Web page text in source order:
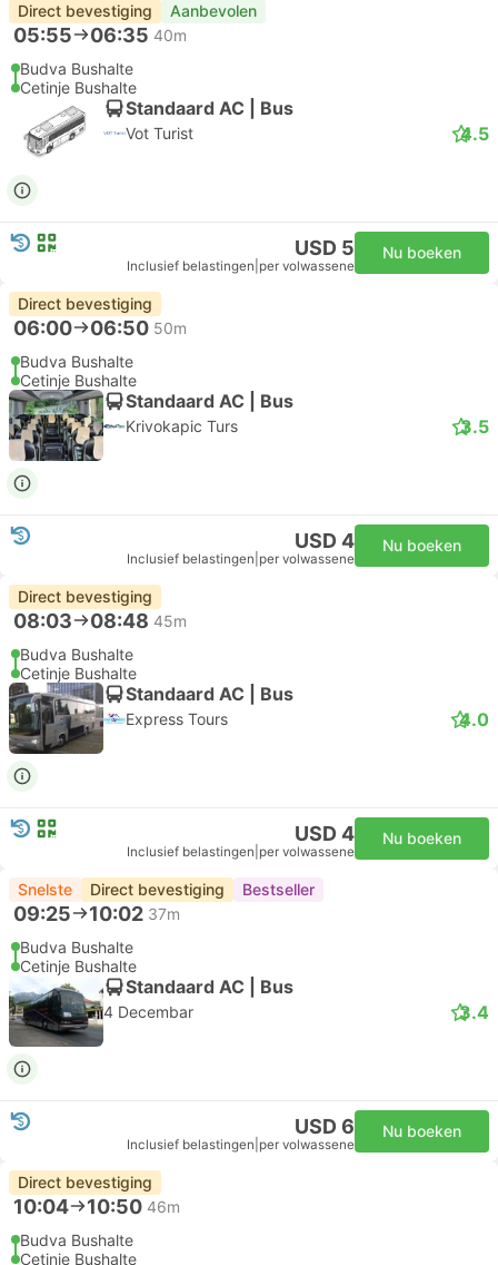
Direct bevestiging Aanbevolen
05:55 06:35 40m
Budva Bushalte
Cetinje Bushalte
Standaard AC | Bus
Vot Turist 4.5
USD 5
Inclusief belastingen per volwassene
Nu boeken
Direct bevestiging
06:00 06:50 50m
Budva Bushalte
Cetinje Bushalte
Standaard AC | Bus
Krivokapic Turs 3.5
USD 4
Inclusief belastingen per volwassene
Nu boeken
Direct bevestiging
08:03 08:48 45m
Budva Bushalte
Cetinje Bushalte
Standaard AC | Bus
Express Tours 4.0
USD 4
Inclusief belastingen per volwassene
Nu boeken
Snelste Direct bevestiging Bestseller
09:25 10:02 37m
Budva Bushalte
Cetinje Bushalte
Standaard AC | Bus
4 Decembar 3.4
USD 6
Inclusief belastingen per volwassene
Nu boeken
Direct bevestiging
10:04 10:50 46m
Budva Bushalte
Cetinje Bushalte